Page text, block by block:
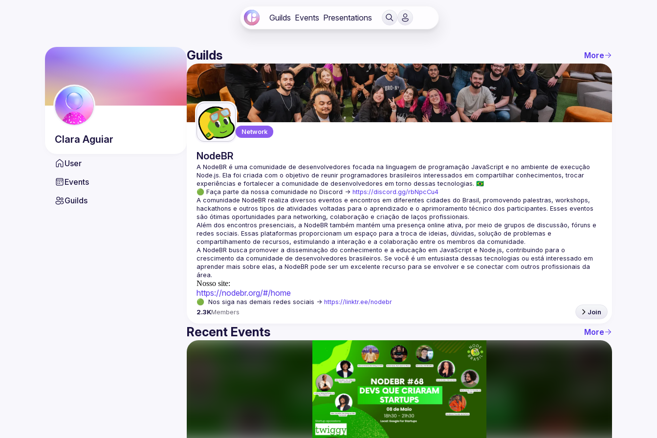
Guilds Events Presentations
Clara Aguiar
User
Events
Guilds
Guilds More
Network
NodeBR
A NodeBR é uma comunidade de desenvolvedores focada na linguagem de programação JavaScript e no ambiente de execução
Node.js. Ela foi criada com o objetivo de reunir programadores brasileiros interessados em compartilhar conhecimentos, trocar
🟢 Faça parte da nossa comunidade no Discord -> https://discord.gg/rbNpcCu4
A comunidade NodeBR realiza diversos eventos e encontros em diferentes cidades do Brasil, promovendo palestras, workshops,
hackathons e outros tipos de atividades voltadas para o aprendizado e o aprimoramento técnico dos participantes. Esses eventos
Além dos encontros presenciais, a NodeBR também mantém uma presença online ativa, por meio de grupos de discussão, fóruns e
redes sociais. Essas plataformas proporcionam um espaço para a troca de ideias, dúvidas, solução de problemas e
A NodeBR busca promover a disseminação do conhecimento e a educação em JavaScript e Node.js, contribuindo para o
crescimento da comunidade de desenvolvedores brasileiros. Se você é um entusiasta dessas tecnologias ou está interessado em
aprender mais sobre elas, a NodeBR pode ser um excelente recurso para se envolver e se conectar com outros profissionais da
Nosso site:
https://nodebr.org/#/home
🟢  Nos siga nas demais redes sociais -> https://linktr.ee/nodebr
2.3KMembers Join
Recent Events More